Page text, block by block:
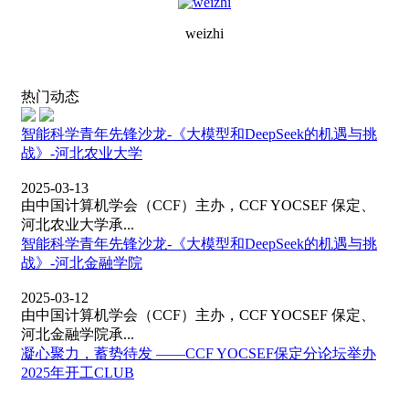
weizhi
热门动态
智能科学青年先锋沙龙-《大模型和DeepSeek的机遇与挑
战》-河北农业大学
2025-03-13
由中国计算机学会（CCF）主办，CCF YOCSEF 保定、
河北农业大学承...
智能科学青年先锋沙龙-《大模型和DeepSeek的机遇与挑
战》-河北金融学院
2025-03-12
由中国计算机学会（CCF）主办，CCF YOCSEF 保定、
河北金融学院承...
凝心聚力，蓄势待发 ——CCF YOCSEF保定分论坛举办
2025年开工CLUB